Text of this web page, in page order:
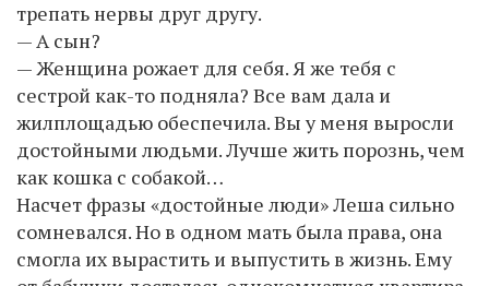
трепать нервы друг другу.
— А сын?
— Женщина рожает для себя. Я же тебя с
сестрой как-то подняла? Все вам дала и
жилплощадью обеспечила. Вы у меня выросли
достойными людьми. Лучше жить порознь, чем
как кошка с собакой…
Насчет фразы «достойные люди» Леша сильно
сомневался. Но в одном мать была права, она
смогла их вырастить и выпустить в жизнь. Ему